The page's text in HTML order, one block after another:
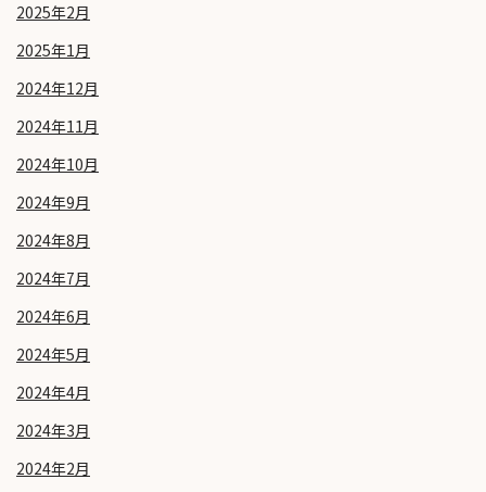
2025年2月
2025年1月
2024年12月
2024年11月
2024年10月
2024年9月
2024年8月
2024年7月
2024年6月
2024年5月
2024年4月
2024年3月
2024年2月